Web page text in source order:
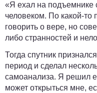
«Я ехал на
человеком. По какой-то
говорить о вере, но
либо странностей и
Тогда спутник
период и сделал
самоанализа. Я решил
может открыться мне,